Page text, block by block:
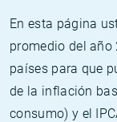
En esta página
promedio del
países para que
de la inflación
consumo) y el